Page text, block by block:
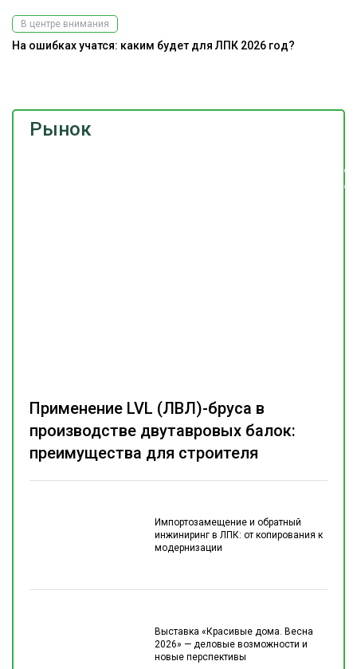
Рынок
Импортозамещение и обратный
инжиниринг в ЛПК: от копирования к
модернизации
Выставка «Красивые дома. Весна
2026» — деловые возможности и
новые перспективы
Применение LVL (ЛВЛ)-бруса в
производстве двутавровых балок:
преимущества для строителя
В центре внимания
На ошибках учатся: каким будет для ЛПК 2026 год?
Подпишитесь
телеграм-канал